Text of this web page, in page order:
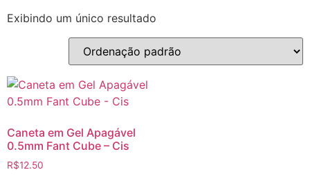
Exibindo um único resultado
Caneta em Gel Apagável
0.5mm Fant Cube – Cis
R$12.50